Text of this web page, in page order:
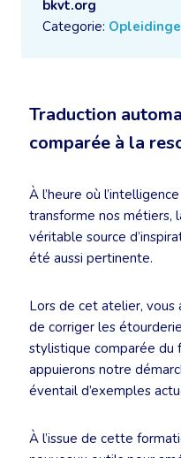
bkvt.org
Categorie:
Traduction
comparée à la
À l’heure où
transforme nos métiers,
véritable source
été aussi pertinente.
Lors de cet atelier, vous
de corriger les
stylistique comparée du
appuierons notre
éventail d’exemples
À l’issue de cette